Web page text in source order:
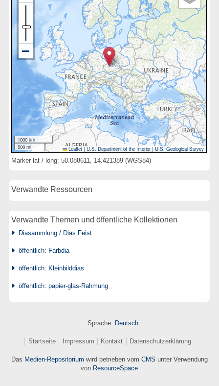
1000 km
500 mi
Leaflet | U.S. Department of the Interior|U.S. Geological Survey
Marker lat / long: 50.088611, 14.421389 (WGS84)
Verwandte Ressourcen
Verwandte Themen und öffentliche Kollektionen
Diasammlung / Dias Feist
öffentlich: Farbdia
öffentlich: Kleinbilddias
öffentlich: papier-glas-Rahmung
Sprache: Deutsch
Startseite Impressum Kontakt Datenschutzerklärung
Das Medien-Repositorium wird betrieben vom CMS unter Verwendung
von ResourceSpace